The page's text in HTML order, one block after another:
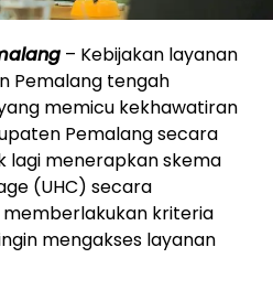
– Kebijakan layanan
Pemalang tengah
memicu kekhawatiran
Pemalang secara
lagi menerapkan skema
(UHC) secara
kriteria
mengakses layanan